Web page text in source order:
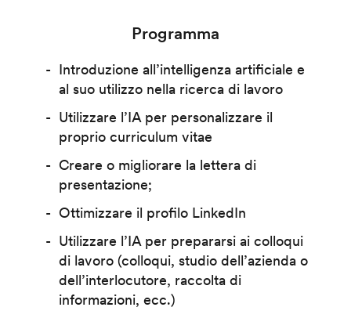
Programma
Introduzione all’intelligenza artificiale e
al suo utilizzo nella ricerca di lavoro
Utilizzare l’IA per personalizzare il
proprio curriculum vitae
Creare o migliorare la lettera di
presentazione;
Ottimizzare il profilo LinkedIn
Utilizzare l’IA per prepararsi ai colloqui
di lavoro (colloqui, studio dell’azienda o
dell’interlocutore, raccolta di
informazioni, ecc.)